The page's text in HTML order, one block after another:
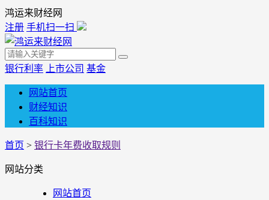
鸿运来财经网
注册 手机扫一扫
银行利率 上市公司 基金
网站首页
财经知识
百科知识
首页 > 银行卡年费收取规则
网站分类
网站首页